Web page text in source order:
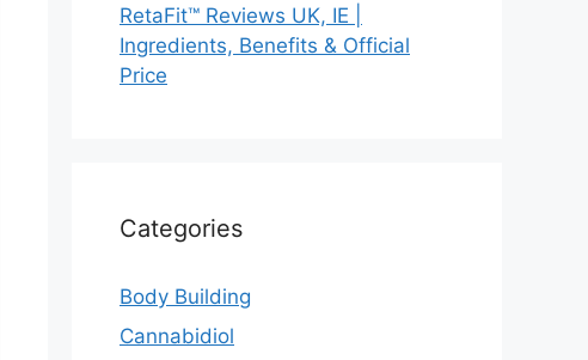
RetaFit™ Reviews UK, IE |
Ingredients, Benefits & Official
Price
Categories
Body Building
Cannabidiol